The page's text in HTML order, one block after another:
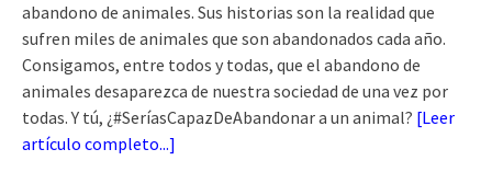
abandono de animales. Sus historias son la realidad que
sufren miles de animales que son abandonados cada año.
Consigamos, entre todos y todas, que el abandono de
animales desaparezca de nuestra sociedad de una vez por
todas. Y tú, ¿#SeríasCapazDeAbandonar a un animal? [Leer
artículo completo...]